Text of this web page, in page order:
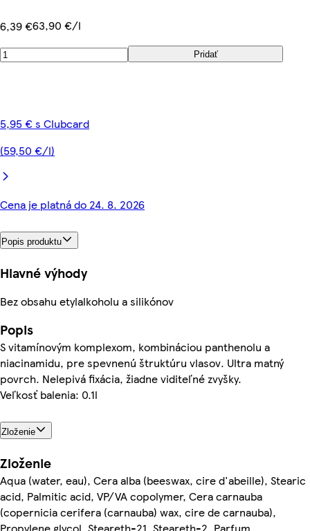
6,39 €63,90 €/l
Pridať
5,95 € s Clubcard
(59,50 €/l)
Cena je platná do 24. 8. 2026
Popis produktu
Hlavné výhody
Bez obsahu etylalkoholu a silikónov
Popis
S vitamínovým komplexom, kombináciou panthenolu a
niacinamidu, pre spevnenú štruktúru vlasov. Ultra matný
povrch. Nelepivá fixácia, žiadne viditeľné zvyšky.
Veľkosť balenia: 0.1l
Zloženie
Zloženie
Aqua (water, eau), Cera alba (beeswax, cire d'abeille), Stearic
acid, Palmitic acid, VP/VA copolymer, Cera carnauba
(copernicia cerifera (carnauba) wax, cire de carnauba),
Propylene glycol, Steareth-21, Steareth-2, Parfum